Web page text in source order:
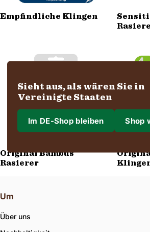
Sieht aus, als wären Sie in
Vereinigte Staaten
Im DE-Shop bleiben Shop
Versand nach
Empfindliche Klingen
Original Bambus
Rasierer
Um
Über uns